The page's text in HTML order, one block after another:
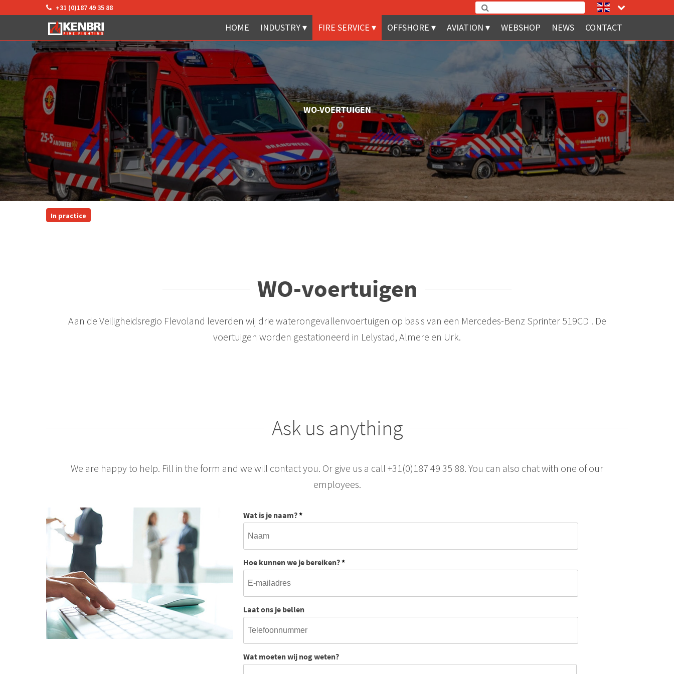
+31 (0)187 49 35 88
HOME INDUSTRY FIRE SERVICE OFFSHORE AVIATION WEBSHOP NEWS CONTACT
WO-VOERTUIGEN
In practice
WO-voertuigen
Aan de Veiligheidsregio Flevoland leverden wij drie waterongevallenvoertuigen op basis van een Mercedes-Benz Sprinter 519CDI. De
voertuigen worden gestationeerd in Lelystad, Almere en Urk.
Ask us anything
We are happy to help. Fill in the form and we will contact you. Or give us a call +31(0)187 49 35 88. You can also chat with one of our
employees.
Wat is je naam?*
Hoe kunnen we je bereiken?*
Laat ons je bellen
Wat moeten wij nog weten?